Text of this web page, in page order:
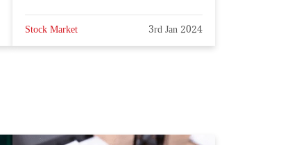
Stock Market 3rd Jan 2024